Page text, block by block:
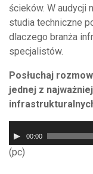
ścieków. W audycji
studia techniczne
dlaczego branża
specjalistów.
Posłuchaj
jednej z
plików
dźwiękowych
00:00
(pc)